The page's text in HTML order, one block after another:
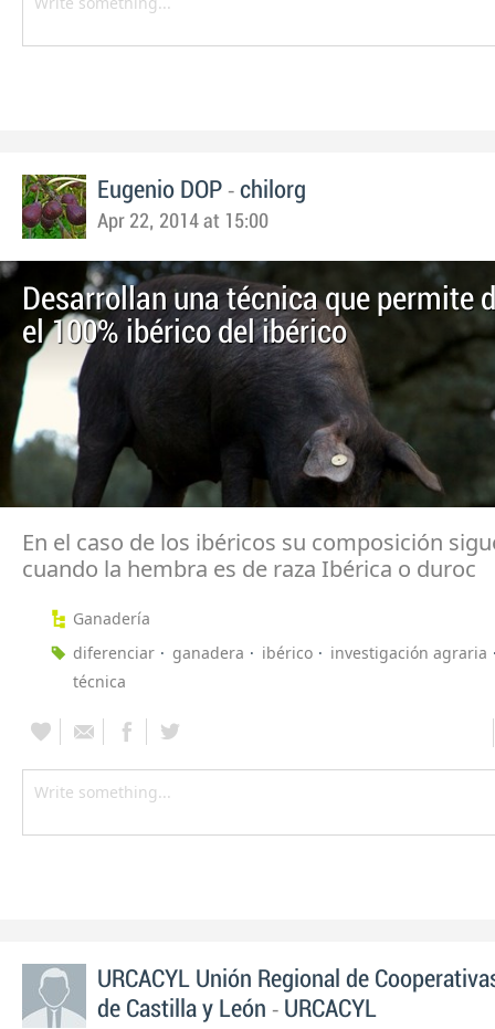
Eugenio DOP - chilorg
Apr 22, 2014 at 15:00
Desarrollan una técnica que permite
el 100% ibérico del ibérico
En el caso de los ibéricos su composición
cuando la hembra es de raza Ibérica o duroc
Ganadería
diferenciar
ganadera ibérico
investigación agraria
técnica
URCACYL Unión Regional de
de Castilla y León - URCACYL